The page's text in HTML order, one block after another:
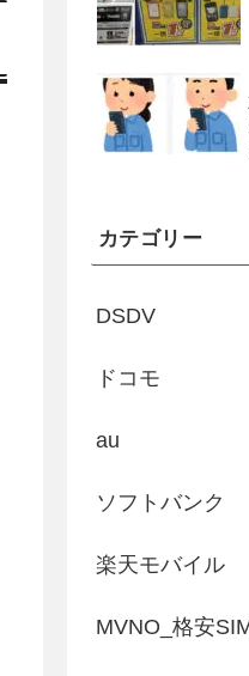
カテゴリー
DSDV
ドコモ
au
ソフトバンク
楽天モバイル
MVNO_格安